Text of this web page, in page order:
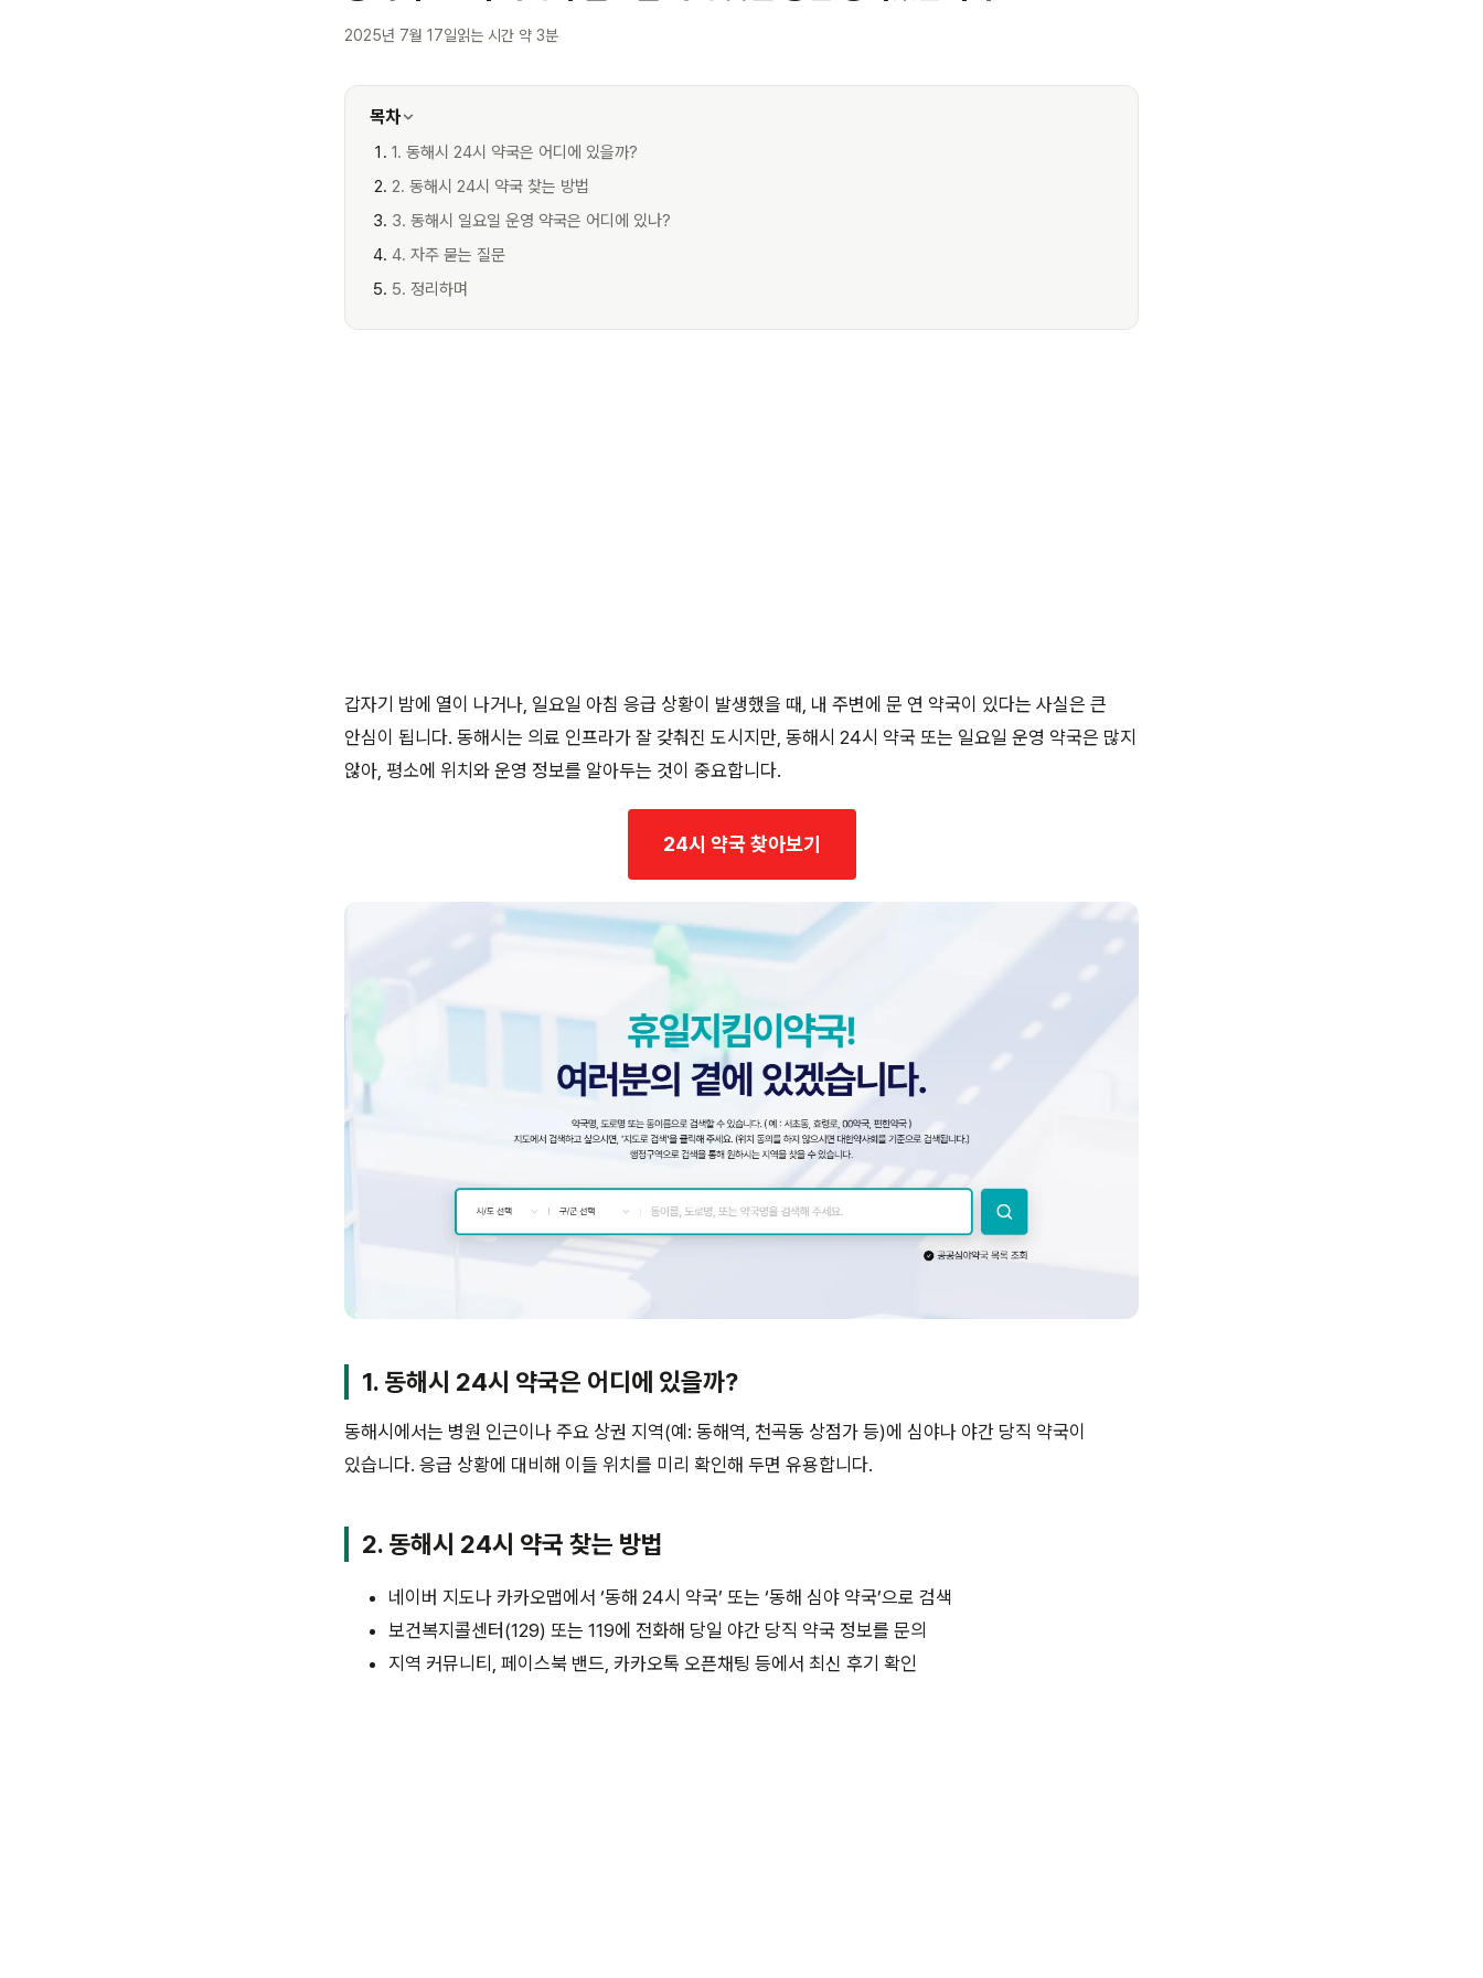
2025년 7월 17일읽는 시간 약 3분
목차
1. 동해시 24시 약국은 어디에 있을까?
2. 동해시 24시 약국 찾는 방법
3. 동해시 일요일 운영 약국은 어디에 있나?
4. 자주 묻는 질문
5. 정리하며
갑자기 밤에 열이 나거나, 일요일 아침 응급 상황이 발생했을 때, 내 주변에 문 연 약국이 있다는 사실은 큰
안심이 됩니다. 동해시는 의료 인프라가 잘 갖춰진 도시지만, 동해시 24시 약국 또는 일요일 운영 약국은 많지
않아, 평소에 위치와 운영 정보를 알아두는 것이 중요합니다.
24시 약국 찾아보기
1. 동해시 24시 약국은 어디에 있을까?
동해시에서는 병원 인근이나 주요 상권 지역(예: 동해역, 천곡동 상점가 등)에 심야나 야간 당직 약국이
있습니다. 응급 상황에 대비해 이들 위치를 미리 확인해 두면 유용합니다.
2. 동해시 24시 약국 찾는 방법
네이버 지도나 카카오맵에서 ‘동해 24시 약국’ 또는 ‘동해 심야 약국’으로 검색
보건복지콜센터(129) 또는 119에 전화해 당일 야간 당직 약국 정보를 문의
지역 커뮤니티, 페이스북 밴드, 카카오톡 오픈채팅 등에서 최신 후기 확인